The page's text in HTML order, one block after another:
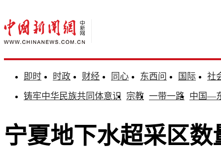
即时 时政 财经 同心 东西问 国际
社
铸牢中华民族共同体意识 宗教 一带一路 中国—
宁夏地下水超采区